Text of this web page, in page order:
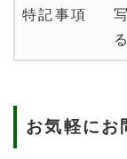
特記事項
お気軽にお